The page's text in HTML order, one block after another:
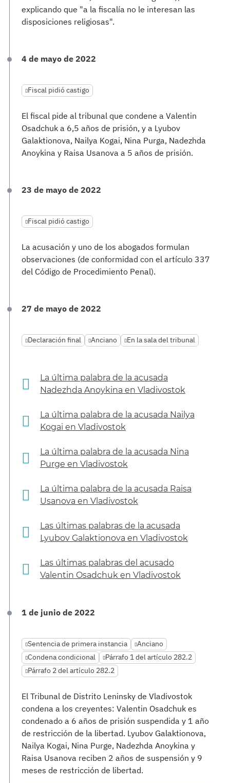
explicando que "a la fiscalía no le interesan las
disposiciones religiosas".
4 de mayo de 2022
Fiscal pidió castigo
El fiscal pide al tribunal que condene a Valentin
Osadchuk a 6,5 años de prisión, y a Lyubov
Galaktionova, Nailya Kogai, Nina Purga, Nadezhda
Anoykina y Raisa Usanova a 5 años de prisión.
23 de mayo de 2022
Fiscal pidió castigo
La acusación y uno de los abogados formulan
observaciones (de conformidad con el artículo 337
del Código de Procedimiento Penal).
27 de mayo de 2022
Declaración final Anciano En la sala del tribunal
La última palabra de la acusada
Nadezhda Anoykina en Vladivostok
La última palabra de la acusada Nailya
Kogai en Vladivostok
La última palabra de la acusada Nina
Purge en Vladivostok
La última palabra de la acusada Raisa
Usanova en Vladivostok
Las últimas palabras de la acusada
Lyubov Galaktionova en Vladivostok
Las últimas palabras del acusado
Valentin Osadchuk en Vladivostok
1 de junio de 2022
Sentencia de primera instancia
Anciano
Condena condicional
Párrafo 1 del artículo 282.2
Párrafo 2 del artículo 282.2
El Tribunal de Distrito Leninsky de Vladivostok
condena a los creyentes: Valentin Osadchuk es
condenado a 6 años de prisión suspendida y 1 año
de restricción de la libertad. Lyubov Galaktionova,
Nailya Kogai, Nina Purge, Nadezhda Anoykina y
Raisa Usanova reciben 2 años de suspensión y 9
meses de restricción de libertad.